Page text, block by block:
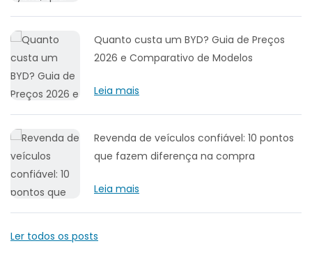
Quanto custa um BYD? Guia de Preços
2026 e Comparativo de Modelos
Leia mais
Revenda de veículos confiável: 10 pontos
que fazem diferença na compra
Leia mais
Ler todos os posts